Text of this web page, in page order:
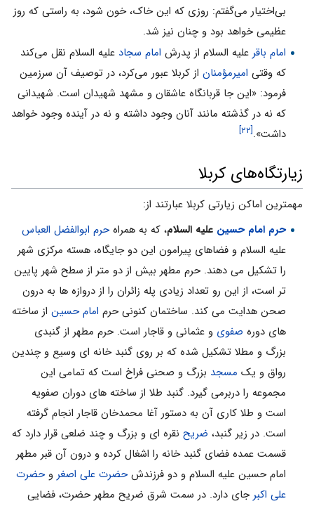
بی‌اختیار می‌گفتم: روزی که این خاک، خون شود، به راستی که روز
عظیمی خواهد بود و چنان نیز شد.
امام باقرعلیه السلام از پدرش امام سجاد علیه السلام نقل می‌کند
که وقتی امیرمؤمناناز کربلا عبور می‌کرد، در توصیف آن سرزمین
فرمود: «این جا قربانگاه عاشقان و مشهد شهیدان است. شهیدانی
که نه در گذشته مانند آنان وجود داشته و نه در آینده وجود خواهد
داشت».[۲۲]
زیارتگاه‌هاى کربلا
مهمترین اماکن زیارتى کربلا عبارتند از:
حرم امام حسین علیه السلام، که به همراهحرم ابوالفضل العباس
علیه السلام و فضاهاى پیرامون این دو جایگاه، هسته مرکزى شهر
را تشکیل مى دهند. حرم مطهر بیش از دو متر از سطح شهر پایین
تر است، از این رو تعداد زیادى پله زائران را از دروازه ها به درون
صحن هدایت مى کند. ساختمان کنونى حرم امام حسیناز ساخته
هاى دوره صفوى و عثمانى و قاجار است. حرم مطهر از گنبدى
بزرگ و مطلا تشکیل شده که بر روى گنبد خانه اى وسیع و چندین
رواق و یک مسجد بزرگ و صحنى فراخ است که تمامى این
مجموعه را دربرمى گیرد. گنبد طلا از ساخته هاى دوران صفویه
است و طلا کارى آن به دستور آغا محمدخان قاجار انجام گرفته
است. در زیر گنبد، ضریحنقره اى و بزرگ و چند ضلعى قرار دارد که
قسمت عمده فضاى گنبد خانه را اشغال کرده و درون آن قبر مطهر
امام حسین علیه السلام و دو فرزندشحضرت على اصغروحضرت
على اکبرجاى دارد. در سمت شرق ضریح مطهر حضرت، فضایى